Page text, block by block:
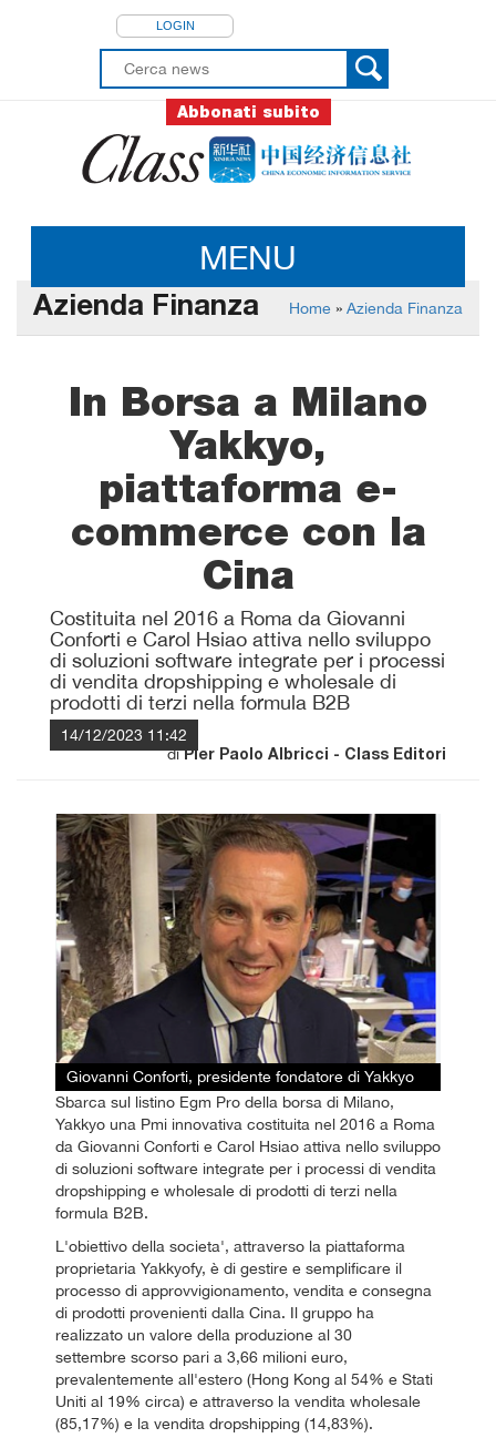
LOGIN
Abbonati subito
MENU
Azienda Finanza Home » Azienda Finanza
In Borsa a Milano
Yakkyo,
piattaforma e-
commerce con la
Cina
Costituita nel 2016 a Roma da Giovanni
Conforti e Carol Hsiao attiva nello sviluppo
di soluzioni software integrate per i processi
di vendita dropshipping e wholesale di
prodotti di terzi nella formula B2B
14/12/2023 11:42
diPier Paolo Albricci - Class Editori
Giovanni Conforti, presidente fondatore di Yakkyo
Sbarca sul listino Egm Pro della borsa di Milano,
Yakkyo una Pmi innovativa costituita nel 2016 a Roma
da Giovanni Conforti e Carol Hsiao attiva nello sviluppo
di soluzioni software integrate per i processi di vendita
dropshipping e wholesale di prodotti di terzi nella
formula B2B.
L'obiettivo della societa', attraverso la piattaforma
proprietaria Yakkyofy, è di gestire e semplificare il
processo di approvvigionamento, vendita e consegna
di prodotti provenienti dalla Cina. Il gruppo ha
realizzato un valore della produzione al 30
settembre scorso pari a 3,66 milioni euro,
prevalentemente all'estero (Hong Kong al 54% e Stati
Uniti al 19% circa) e attraverso la vendita wholesale
(85,17%) e la vendita dropshipping (14,83%).